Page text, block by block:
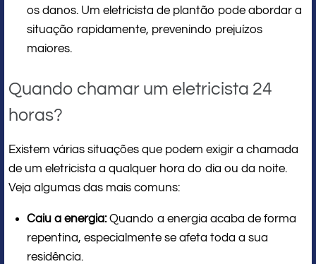
os danos. Um eletricista de plantão pode abordar a
situação rapidamente, prevenindo prejuízos
maiores.
Quando chamar um eletricista 24
horas?
Existem várias situações que podem exigir a chamada
de um eletricista a qualquer hora do dia ou da noite.
Veja algumas das mais comuns:
Caiu a energia:Quando a energia acaba de forma
repentina, especialmente se afeta toda a sua
residência.